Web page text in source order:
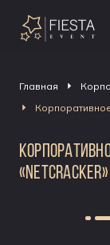
Главная
«NETCRACKER»